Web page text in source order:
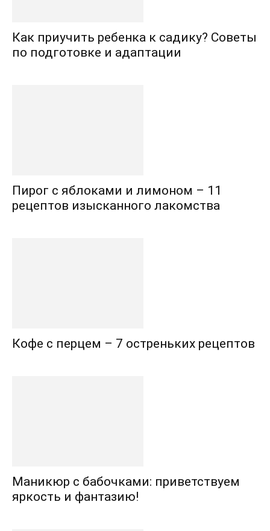
Как приучить ребенка к садику? Советы
по подготовке и адаптации
Пирог с яблоками и лимоном – 11
рецептов изысканного лакомства
Кофе с перцем – 7 остреньких рецептов
Маникюр с бабочками: приветствуем
яркость и фантазию!